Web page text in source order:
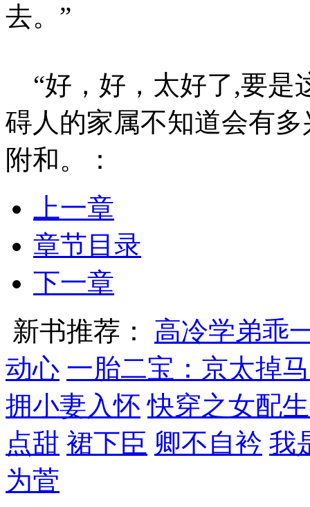
去。”
“好，好，太好了,要是
碍人的家属不知道会有
附和。：
上一章
章节目录
下一章
新书推荐： 高冷学弟乖
动心 一胎二宝：京太掉
拥小妻入怀 快穿之女配
点甜 裙下臣 卿不自衿 我
为菅